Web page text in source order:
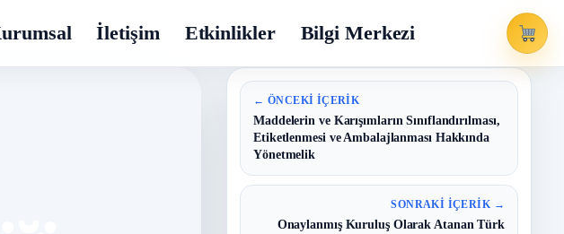
İletişim Etkinlikler Bilgi Merkezi
← ÖNCEKI İÇERIK
Maddelerin ve Karışımların Sınıflandırılması,
Etiketlenmesi ve Ambalajlanması Hakkında
Yönetmelik
SONRAKI İÇERIK →
Onaylanmış Kuruluş Olarak Atanan Türk